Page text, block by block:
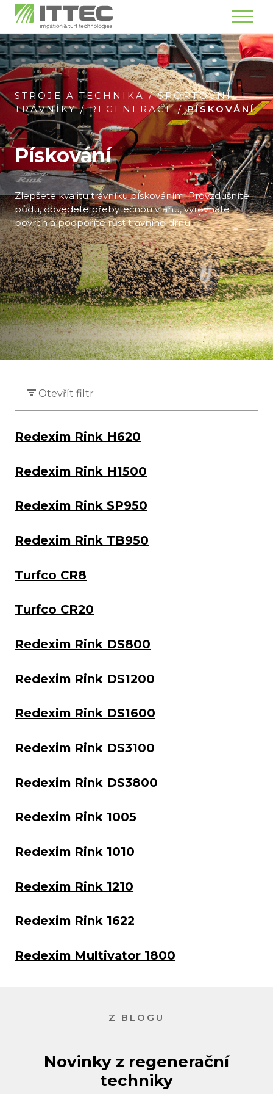
Menu
STROJE A TECHNIKA /SPORTOVNÍ
TRÁVNÍKY/REGENERACE/PÍSKOVÁNÍ
Pískování
Zlepšete kvalitu trávníku pískováním. Provzdušníte
půdu, odvedete přebytečnou vláhu, vyrovnáte
povrch a podpoříte růst travního drnu.
Otevřít filtr
Redexim Rink H620
Redexim Rink H1500
Redexim Rink SP950
Redexim Rink TB950
Turfco CR8
Turfco CR20
Redexim Rink DS800
Redexim Rink DS1200
Redexim Rink DS1600
Redexim Rink DS3100
Redexim Rink DS3800
Redexim Rink 1005
Redexim Rink 1010
Redexim Rink 1210
Redexim Rink 1622
Redexim Multivator 1800
Z BLOGU
Novinky z regenerační
techniky